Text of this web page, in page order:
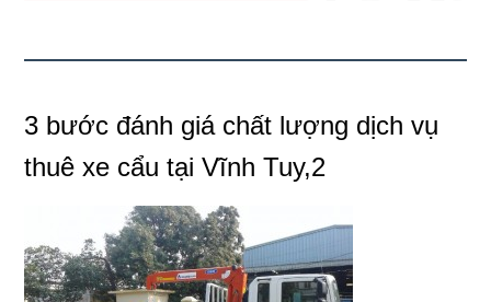
3 bước đánh giá chất lượng dịch vụ
thuê xe cẩu tại Vĩnh Tuy,2